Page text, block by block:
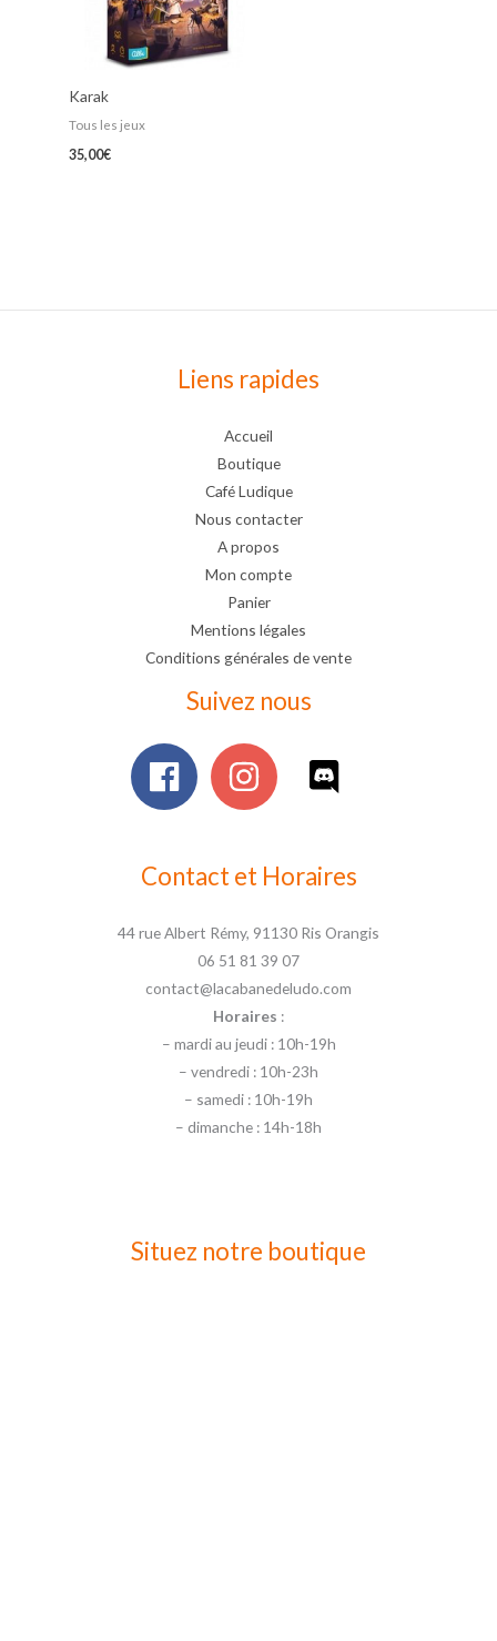
Karak
Tous les jeux
35,00€
Liens rapides
Accueil
Boutique
Café Ludique
Nous contacter
A propos
Mon compte
Panier
Mentions légales
Conditions générales de vente
Suivez nous
Contact et Horaires
44 rue Albert Rémy, 91130 Ris Orangis
06 51 81 39 07
contact@lacabanedeludo.com
Horaires :
– mardi au jeudi : 10h-19h
– vendredi : 10h-23h
– samedi : 10h-19h
– dimanche : 14h-18h
Situez notre boutique